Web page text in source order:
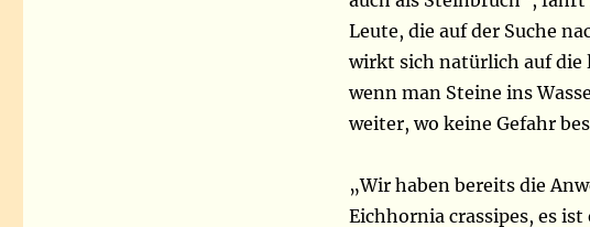
Leute, die auf der Suche
wirkt sich natürlich auf die
wenn man Steine ​​ins
weiter, wo keine Gefahr
„Wir haben bereits die
Eichhornia crassipes, es